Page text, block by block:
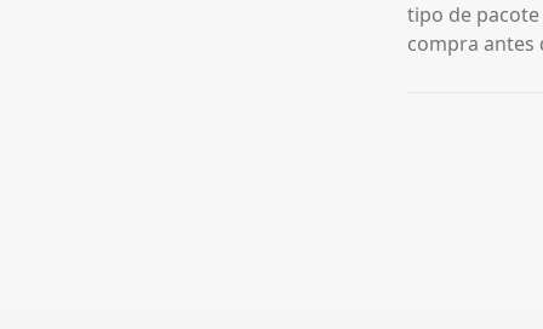
tipo de
compra antes